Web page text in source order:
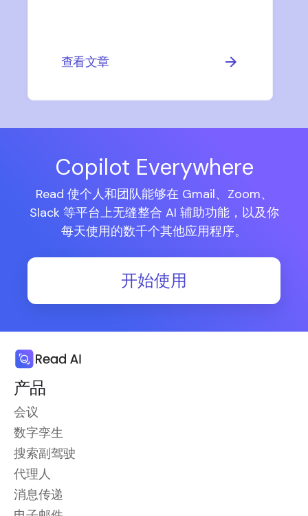
查看文章
Copilot Everywhere
Read 使个人和团队能够在 Gmail、Zoom、
Slack 等平台上无缝整合 AI 辅助功能，以及你
每天使用的数千个其他应用程序。
开始使用
产品
会议
数字孪生
搜索副驾驶
代理人
消息传递